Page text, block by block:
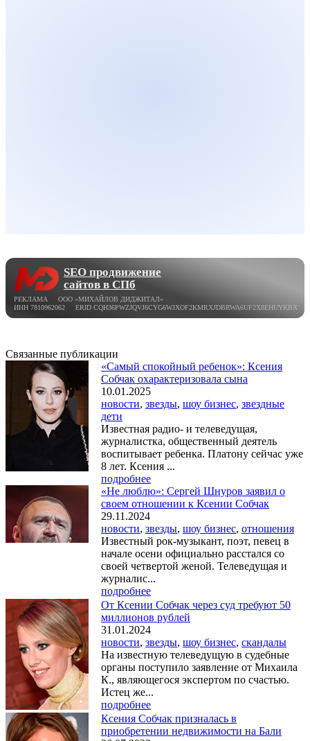
SEO продвижение
сайтов в СПб
РЕКЛАМА ООО «МИХАЙЛОВ ДИДЖИТАЛ»
ИНН 7810962062 ERID CQH36PWZJQVJ6CYG6WJXOF2KMRXJDBRWA6UF2X8EHUYKBX
Связанные публикации
«Самый спокойный ребенок»: Ксения
Собчак охарактеризовала сына
10.01.2025
новости, звезды, шоу бизнес, звездные
дети
Известная радио- и телеведущая,
журналистка, общественный деятель
воспитывает ребенка. Платону сейчас уже
8 лет. Ксения ...
подробнее
«Не люблю»: Сергей Шнуров заявил о
своем отношении к Ксении Собчак
29.11.2024
новости, звезды, шоу бизнес, отношения
Известный рок-музыкант, поэт, певец в
начале осени официально расстался со
своей четвертой женой. Телеведущая и
журналис...
подробнее
От Ксении Собчак через суд требуют 50
миллионов рублей
31.01.2024
новости, звезды, шоу бизнес, скандалы
На известную телеведущую в судебные
органы поступило заявление от Михаила
К., являющегося экспертом по счастью.
Истец же...
подробнее
Ксения Собчак призналась в
приобретении недвижимости на Бали